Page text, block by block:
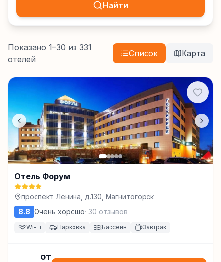
Найти
Показано 1–30 из 331
отелей
Список Карта
Отель Форум
проспект Ленина, д.130, Магнитогорск
8.8 Очень хорошо· 30 отзывов
Wi-Fi Парковка Бассейн Завтрак
от